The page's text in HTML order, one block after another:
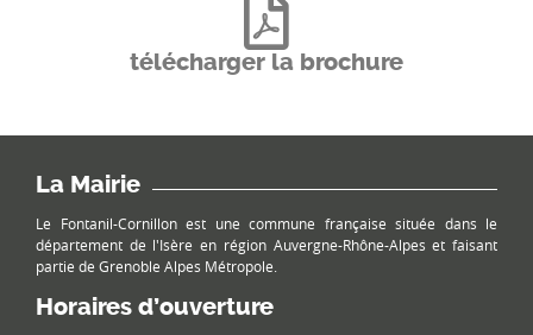
télécharger la brochure
La Mairie
Le Fontanil-Cornillon est une commune française située dans le
département de l'Isère en région Auvergne-Rhône-Alpes et faisant
partie de Grenoble Alpes Métropole.
Horaires d’ouverture